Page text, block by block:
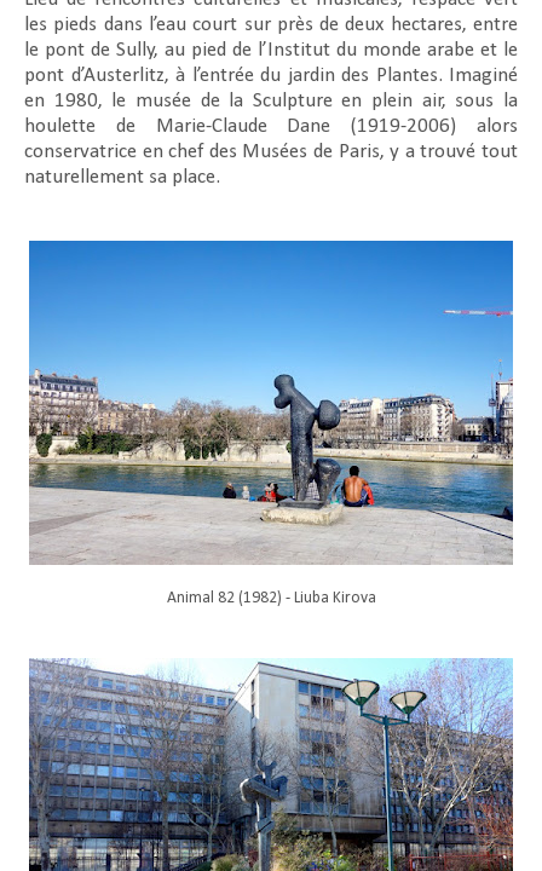
les pieds dans l’eau court sur près de deux hectares, entre
le pont de Sully, au pied de l’Institut du monde arabe et le
pont d’Austerlitz, à l’entrée du jardin des Plantes. Imaginé
en 1980, le musée de la Sculpture en plein air, sous la
houlette de Marie-Claude Dane (1919-2006) alors
conservatrice en chef des Musées de Paris, y a trouvé tout
naturellement sa place.
Animal 82 (1982) - Liuba Kirova